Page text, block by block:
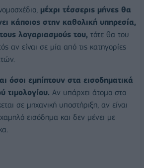
μέχρι τέσσερις μήνες θα
κάποιος στην καθολική υπηρεσία,
λογαριασμούς του, τότε θα του
αν είναι σε μία από τις κατηγορίες
όσοι εμπίπτουν στα εισοδηματικά
τιμολογίου. Αν υπάρχει άτομο στο
σε μηχανική υποστήριξη, αν είναι
εισόδημα και δεν μένει με